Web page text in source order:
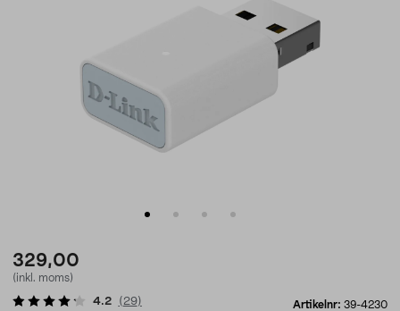
329,00
(inkl. moms)
Artikelnr: 39-4230
4.2 ( 29)